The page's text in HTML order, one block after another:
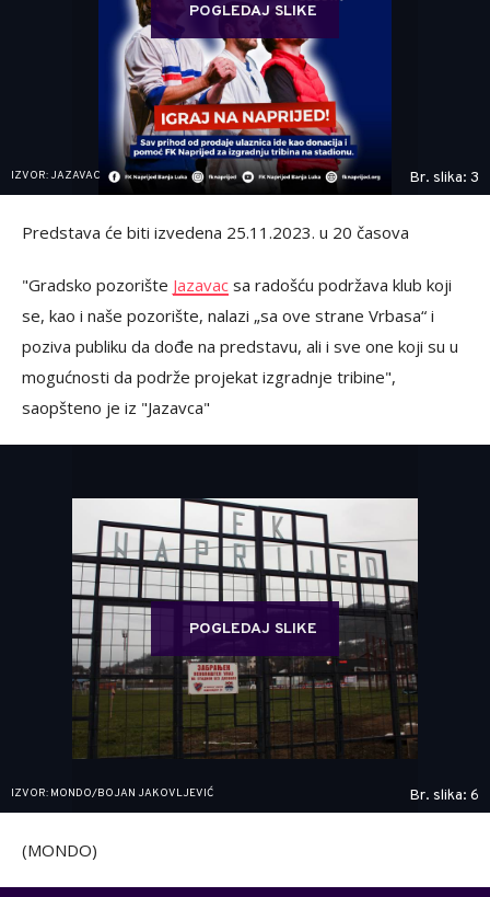
POGLEDAJ SLIKE
IZVOR: JAZAVAC Br. slika: 3
Predstava će biti izvedena 25.11.2023. u 20 časova
"Gradsko pozorište Jazavac sa radošću podržava klub koji
se, kao i naše pozorište, nalazi „sa ove strane Vrbasa“ i
poziva publiku da dođe na predstavu, ali i sve one koji su u
mogućnosti da podrže projekat izgradnje tribine",
saopšteno je iz "Jazavca"
POGLEDAJ SLIKE
IZVOR: MONDO/BOJAN JAKOVLJEVIĆ Br. slika: 6
(MONDO)